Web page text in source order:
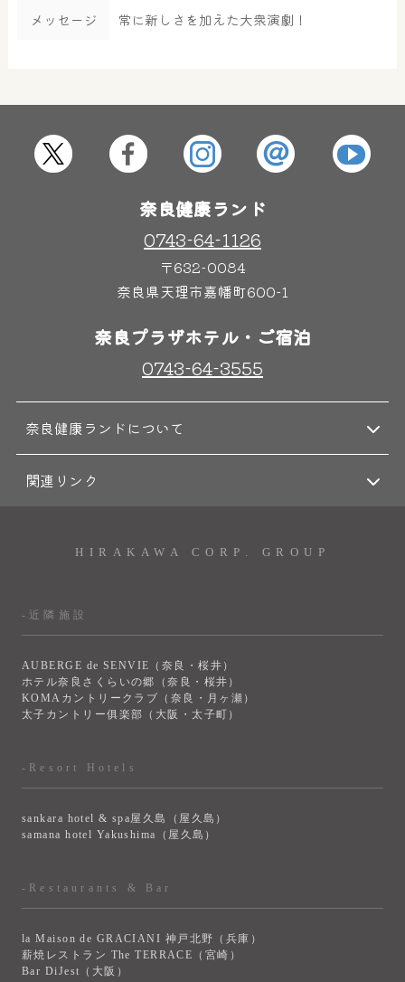
屋内レジャープール グルメ
奈良わんぱくランド
その他施設 ご宿泊
メッセージ 常に新しさを加えた大衆演劇！
奈良健康ランド
0743-64-1126
〒632-0084
奈良県天理市嘉幡町600-1
奈良プラザホテル・ご宿泊
0743-64-3555
奈良健康ランドについて
関連リンク
HIRAKAWA CORP. GROUP
-近隣施設
AUBERGE de SENVIE（奈良・桜井）
ホテル奈良さくらいの郷（奈良・桜井）
KOMAカントリークラブ（奈良・月ヶ瀬）
太子カントリー俱楽部（大阪・太子町）
-Resort Hotels
sankara hotel & spa屋久島（屋久島）
samana hotel Yakushima（屋久島）
-Restaurants & Bar
la Maison de GRACIANI 神戸北野（兵庫）
薪焼レストラン The TERRACE（宮崎）
Bar DiJest（大阪）